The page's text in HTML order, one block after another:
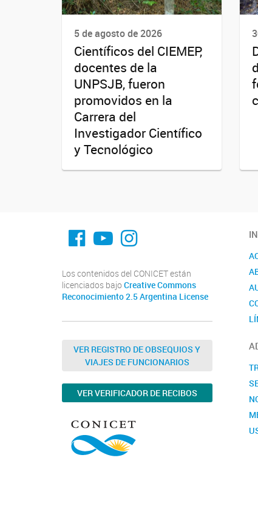
5 de agosto de 2026
Científicos del CIEMEP,
docentes de la
UNPSJB, fueron
promovidos en la
Carrera del
Investigador Científico
y Tecnológico
fa-facebook
YouTube
Instagram
Los contenidos del CONICET están
licenciados bajo Creative Commons
Reconocimiento 2.5 Argentina License
VER REGISTRO DE OBSEQUIOS Y
VIAJES DE FUNCIONARIOS
VER VERIFICADOR DE RECIBOS